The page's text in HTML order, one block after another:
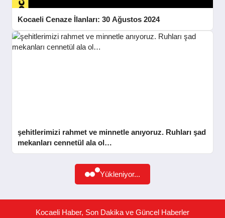
SIYASET
EĞITIM
Kocaeli Cenaze İlanları: 30 Ağustos 2024
şehitlerimizi rahmet ve minnetle anıyoruz. Ruhları şad
mekanları cennetül ala ol…
Yükleniyor...
Kocaeli Haber, Son Dakika ve Güncel Haberler